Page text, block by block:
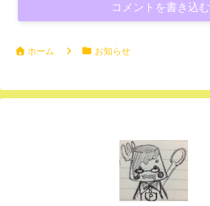
コメントを書き込む
ホーム お知らせ